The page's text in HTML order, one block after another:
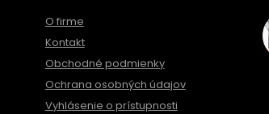
O firme
Kontakt
Obchodné podmienky
Ochrana osobných údajov
Vyhlásenie o prístupnosti